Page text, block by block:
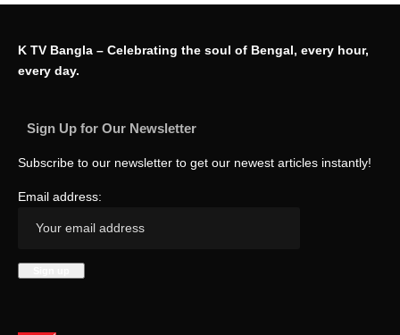
K TV Bangla – Celebrating the soul of Bengal, every hour,
every day.
Sign Up for Our Newsletter
Subscribe to our newsletter to get our newest articles instantly!
Email address: